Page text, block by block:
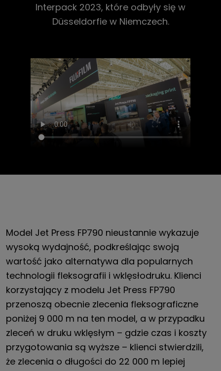
Interpack 2023, które odbyły się w
Düsseldorfie w Niemczech.
Model Jet Press FP790 nieustannie wykazuje
wysoką wydajność, podkreślając swoją
wartość jako alternatywa dla popularnych
technologii fleksografii i wklęsłodruku. Klienci
korzystający z modelu Jet Press FP790
przenoszą obecnie zlecenia fleksograficzne
poniżej 9 000 m na ten model, a w przypadku
zleceń w druku wklęsłym – gdzie czas i koszty
przygotowania są wyższe – klienci stwierdzili,
że zlecenia o długości do 22 000 m lepiej